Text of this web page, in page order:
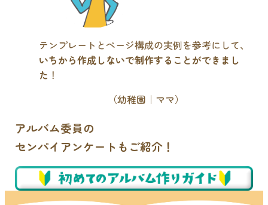
テンプレートとページ構成の実例を参考にして、
いちから作成しないで制作することができまし
た ！
（幼稚園｜ママ）
アルバム委員の
センパイアンケートもご紹介！